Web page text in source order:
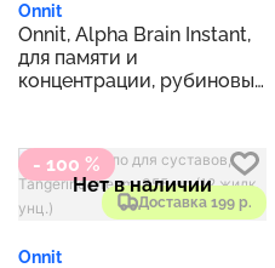
Onnit
Onnit, Alpha Brain Instant,
для памяти и
концентрации, рубиновый
- 100 %
Доставка 199 р.
Нет в наличии
Onnit